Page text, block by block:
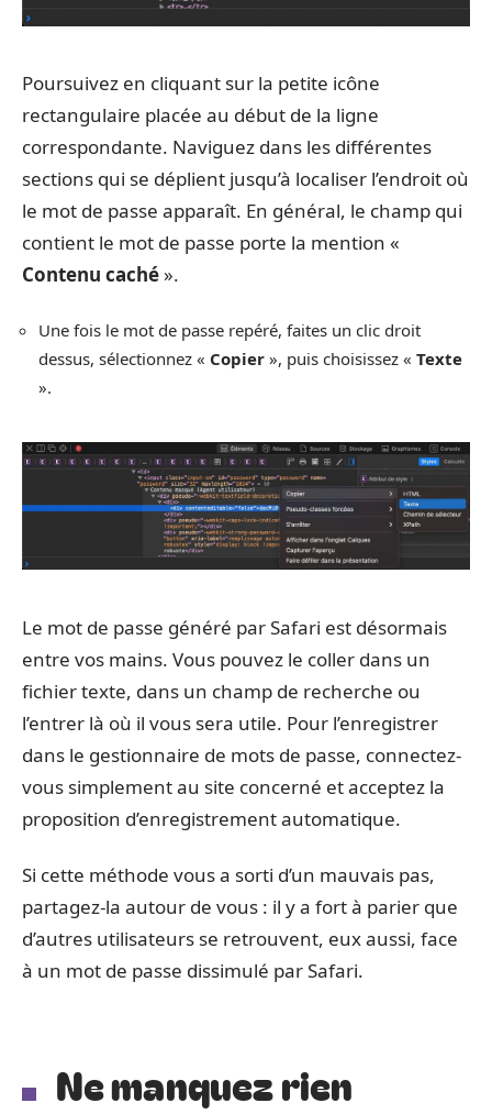
Poursuivez en cliquant sur la petite icône
rectangulaire placée au début de la ligne
correspondante. Naviguez dans les différentes
sections qui se déplient jusqu’à localiser l’endroit où
le mot de passe apparaît. En général, le champ qui
contient le mot de passe porte la mention «
Contenu caché ».
Une fois le mot de passe repéré, faites un clic droit
dessus, sélectionnez « Copier », puis choisissez « Texte
».
Le mot de passe généré par Safari est désormais
entre vos mains. Vous pouvez le coller dans un
fichier texte, dans un champ de recherche ou
l’entrer là où il vous sera utile. Pour l’enregistrer
dans le gestionnaire de mots de passe, connectez-
vous simplement au site concerné et acceptez la
proposition d’enregistrement automatique.
Si cette méthode vous a sorti d’un mauvais pas,
partagez-la autour de vous : il y a fort à parier que
d’autres utilisateurs se retrouvent, eux aussi, face
à un mot de passe dissimulé par Safari.
Ne manquez rien